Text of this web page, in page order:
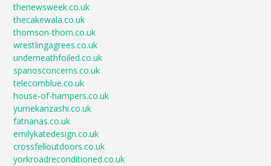
thenewsweek.co.uk
thecakewala.co.uk
thomson-thorn.co.uk
wrestlingagrees.co.uk
underneathfoiled.co.uk
spanosconcerns.co.uk
telecomblue.co.uk
house-of-hampers.co.uk
yumekanzashi.co.uk
fatnanas.co.uk
emilykatedesign.co.uk
crossfelloutdoors.co.uk
yorkroadreconditioned.co.uk